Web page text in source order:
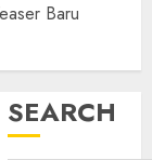
Baru
SEARCH